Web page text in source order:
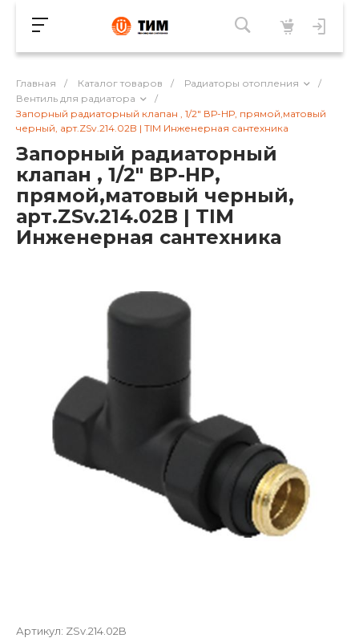
Главная / Каталог товаров / Радиаторы отопления
/
Вентиль для радиатора
/
Запорный радиаторный клапан , 1/2" ВР-НР, прямой,матовый
черный, арт.ZSv.214.02B | TIM Инженерная сантехника
Запорный радиаторный
клапан , 1/2" ВР-НР,
прямой,матовый черный,
арт.ZSv.214.02B | TIM
Инженерная сантехника
Артикул: ZSv.214.02B